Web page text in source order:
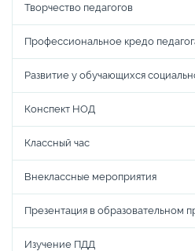
Творчество педагогов
Профессиональное кредо
Развитие у обучающихся
Конспект НОД
Классный час
Внеклассные мероприятия
Презентация в образовательном
Изучение ПДД